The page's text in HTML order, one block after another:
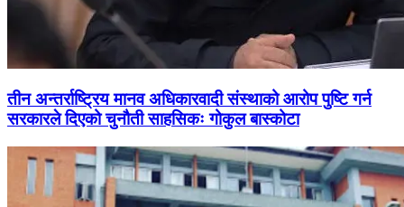
तीन अन्तर्राष्ट्रिय मानव अधिकारवादी संस्थाको आरोप पुष्टि गर्न
सरकारले दिएको चुनौती साहसिकः गोकुल बास्कोटा